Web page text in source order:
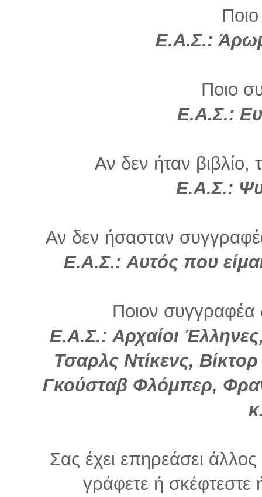
Ε.Α.Σ.:
Ποιο
Ε.Α.Σ.:
Αν δεν ήταν βιβλίο,
Ε.Α.Σ.:
Αν δεν ήσασταν
Ε.Α.Σ.: Αυτός που
Ποιον συγγραφέα
Ε.Α.Σ.: Αρχαίοι
Τσαρλς Ντίκενς,
Γκούσταβ Φλόμπερ,
Σας έχει επηρεάσει
γράφετε ή σκέφτεστε